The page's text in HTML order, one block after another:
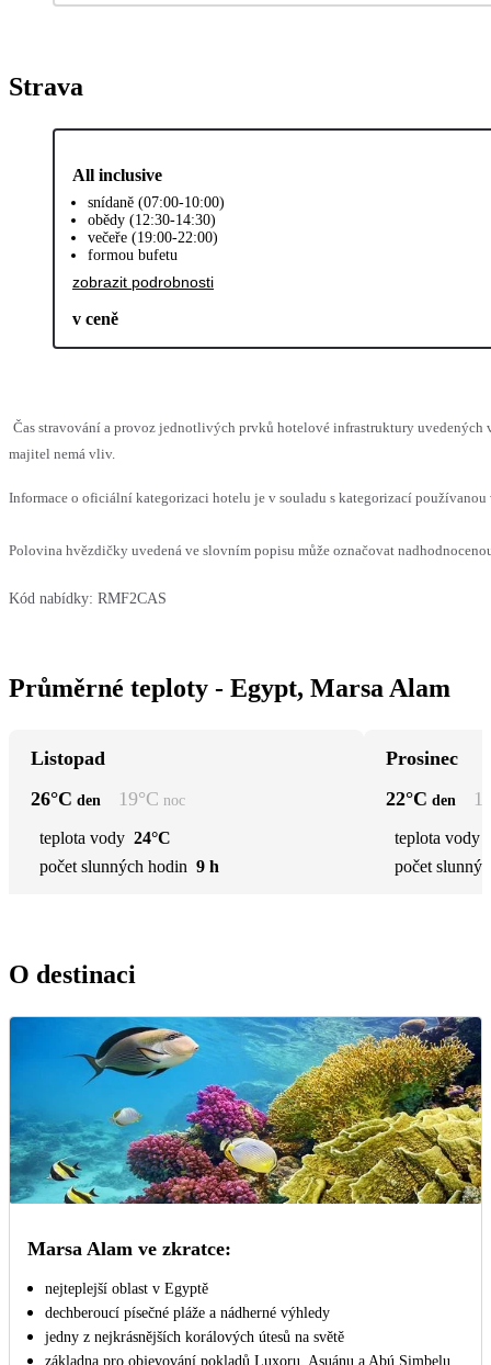
Strava
All inclusive
snídaně (07:00-10:00)
obědy (12:30-14:30)
večeře (19:00-22:00)
formou bufetu
zobrazit podrobnosti
v ceně
Čas stravování a provoz jednotlivých prvků hotelové infrastruktury uvedených
majitel nemá vliv.
Informace o oficiální kategorizaci hotelu je v souladu s kategorizací
Polovina hvězdičky uvedená ve slovním popisu může označovat
Kód nabídky: RMF2CAS
Průměrné teploty - Egypt, Marsa Alam
Listopad
26°C den 19°C noc
teplota vody 24°C
počet slunných hodin 9 h
Prosinec
22°C den
teplota vody
počet
O destinaci
Marsa Alam ve zkratce:
nejteplejší oblast v Egyptě
dechberoucí písečné pláže a nádherné výhledy
jedny z nejkrásnějších korálových útesů na světě
základna pro objevování pokladů Luxoru, Asuánu a Abú Simbelu